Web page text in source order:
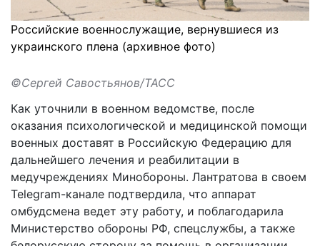
Российские военнослужащие, вернувшиеся из
украинского плена (архивное фото)
©Сергей Савостьянов/ТАСС
Как уточнили в военном ведомстве, после
оказания психологической и медицинской помощи
военных доставят в Российскую Федерацию для
дальнейшего лечения и реабилитации в
медучреждениях Минобороны. Лантратова в своем
Telegram-канале подтвердила, что аппарат
омбудсмена ведет эту работу, и поблагодарила
Министерство обороны РФ, спецслужбы, а также